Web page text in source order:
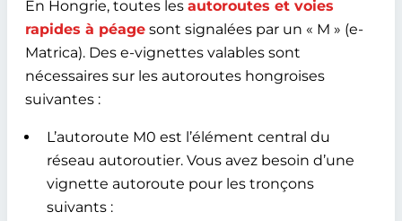
En Hongrie, toutes les autoroutes et voies
rapides à péage sont signalées par un « M » (e-
Matrica). Des e-vignettes valables sont
nécessaires sur les autoroutes hongroises
suivantes :
L’autoroute M0 est l’élément central du
réseau autoroutier. Vous avez besoin d’une
vignette autoroute pour les tronçons
suivants :